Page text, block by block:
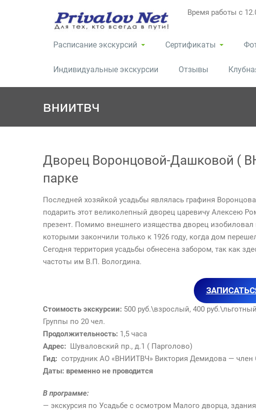
Время работы с
Расписание экскурсий Сертификаты
Индивидуальные экскурсии Отзывы
вниитвч
Дворец Воронцовой-Дашковой (
парке
Последней хозяйкой усадьбы являлась графиня
подарить этот великолепный дворец царевичу Алексею
презент. Помимо внешнего изящества дворец изобиловал
которыми закончили только к 1926 году, когда дом
Сегодня территория усадьбы обнесена забором, так как
частоты им В.П. Вологдина.
Стоимость экскурсии: 500 руб.\взрослый, 400 руб.\льготный
Группы по 20 чел.
Продолжительность: 1,5 часа
Адрес: Шуваловский пр., д.1 ( Парголово)
Гид: сотрудник АО «ВНИИТВЧ» Виктория Демидова —
Даты: временно не проводится
В программе:
— экскурсия по Усадьбе с осмотром Малого дворца,